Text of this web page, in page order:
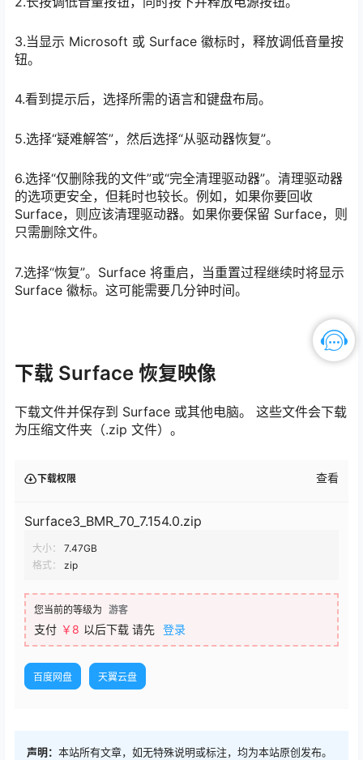
3.当显示 Microsoft 或 Surface 徽标时，释放调低音量按
钮。
4.看到提示后，选择所需的语言和键盘布局。
5.选择“疑难解答”，然后选择“从驱动器恢复”。
6.选择“仅删除我的文件”或“完全清理驱动器”。清理驱动器
的选项更安全，但耗时也较长。例如，如果你要回收
Surface，则应该清理驱动器。如果你要保留 Surface，则
只需删除文件。
7.选择“恢复”。Surface 将重启，当重置过程继续时将显示
Surface 徽标。这可能需要几分钟时间。
下载 Surface 恢复映像
下载文件并保存到 Surface 或其他电脑。 这些文件会下载
为压缩文件夹（.zip 文件）。
下载权限 查看
Surface3_BMR_70_7.154.0.zip
大小：
7.47GB
格式：
zip
您当前的等级为 游客
支付 ￥ 8 以后下载 请先 登录
百度网盘 天翼云盘
声明： 本站所有文章，如无特殊说明或标注，均为本站原创发布。